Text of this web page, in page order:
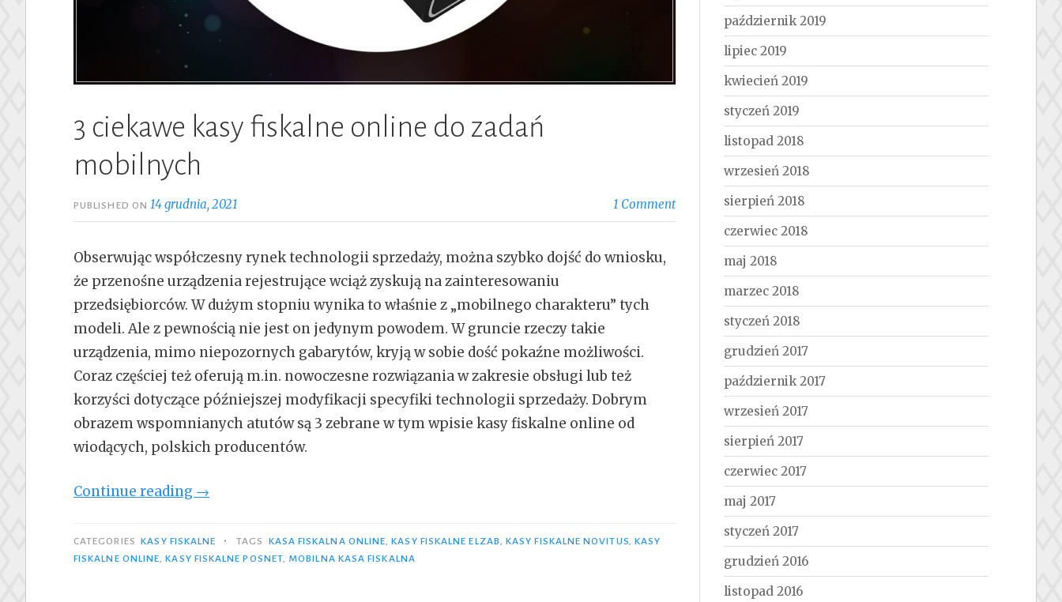
3 ciekawe kasy fiskalne online do zadań
mobilnych
PUBLISHED ON14 grudnia, 2021 1 Comment
Obserwując współczesny rynek technologii sprzedaży, można szybko dojść do wniosku,
że przenośne urządzenia rejestrujące wciąż zyskują na zainteresowaniu
przedsiębiorców. W dużym stopniu wynika to właśnie z „mobilnego charakteru” tych
modeli. Ale z pewnością nie jest on jedynym powodem. W gruncie rzeczy takie
urządzenia, mimo niepozornych gabarytów, kryją w sobie dość pokaźne możliwości.
Coraz częściej też oferują m.in. nowoczesne rozwiązania w zakresie obsługi lub też
korzyści dotyczące późniejszej modyfikacji specyfiki technologii sprzedaży. Dobrym
obrazem wspomnianych atutów są 3 zebrane w tym wpisie kasy fiskalne online od
wiodących, polskich producentów.
Continue reading „3
kasy
fiskalne
→
CATEGORIES KASY FISKALNE • TAGS KASA FISKALNA ONLINE,KASY FISKALNE ELZAB,KASY FISKALNE NOVITUS, KASY
FISKALNE ONLINE,KASY FISKALNE POSNET, MOBILNA KASA FISKALNA
październik 2019
lipiec 2019
kwiecień 2019
styczeń 2019
listopad 2018
wrzesień 2018
sierpień 2018
czerwiec 2018
maj 2018
marzec 2018
styczeń 2018
grudzień 2017
październik 2017
wrzesień 2017
sierpień 2017
czerwiec 2017
maj 2017
styczeń 2017
grudzień 2016
listopad 2016